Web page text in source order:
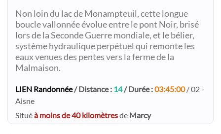
Non loin du lac de Monampteuil, cette longue
boucle vallonnée évolue entre le pont Noir, brisé
lors de la Seconde Guerre mondiale, et le bélier,
système hydraulique perpétuel qui remonte les
eaux venues des pentes vers la ferme de la
Malmaison.
LIEN Randonnée/ Distance : 14/ Durée :03:45:00/ 02 -
Aisne
Situéà moins de 40 kilomètresde Marcy